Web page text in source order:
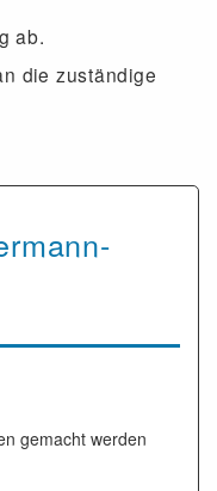
ab.
die zuständige
gemacht werden